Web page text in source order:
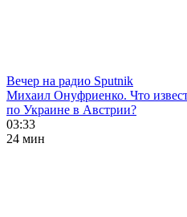
Вечер на радио Sputnik
Михаил Онуфриенко. Что
по Украине в Австрии?
03:33
24 мин